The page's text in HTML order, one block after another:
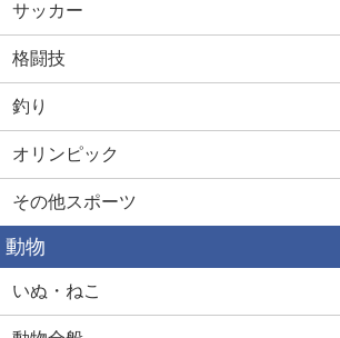
サッカー
格闘技
釣り
オリンピック
その他スポーツ
動物
いぬ・ねこ